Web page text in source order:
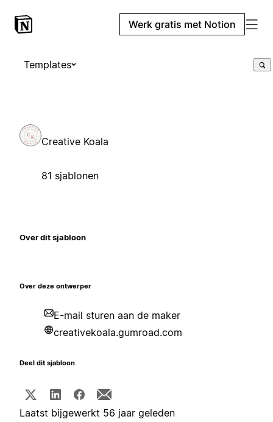
Werk gratis met Notion
Templates
Creative Koala
81 sjablonen
Over dit sjabloon
Over deze ontwerper
E-mail sturen aan de maker
creativekoala.gumroad.com
Deel dit sjabloon
Laatst bijgewerkt 56 jaar geleden